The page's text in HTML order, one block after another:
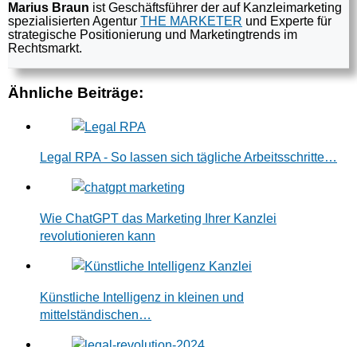
Marius Braun ist Geschäftsführer der auf Kanzleimarketing
spezialisierten Agentur THE MARKETER und Experte für
strategische Positionierung und Marketingtrends im
Rechtsmarkt.
Ähnliche Beiträge:
Legal RPA - So lassen sich tägliche Arbeitsschritte…
Wie ChatGPT das Marketing Ihrer Kanzlei
revolutionieren kann
Künstliche Intelligenz in kleinen und
mittelständischen…